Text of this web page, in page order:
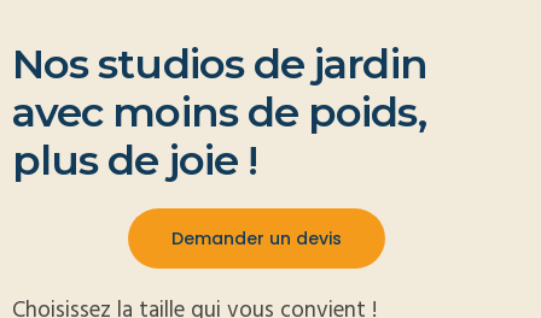
Nos studios de jardin
avec moins de poids,
plus de joie !
Demander un devis
Choisissez la taille qui vous convient !